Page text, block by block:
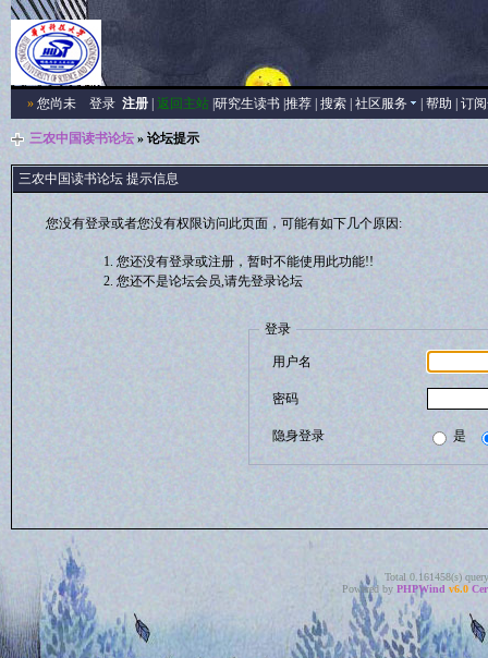
»您尚未 登录 注册| 返回主站| 研究生读书| 推荐| 搜索| 社区服务 帮助 订
三农中国读书论坛» 论坛提示
三农中国读书论坛 提示信息
您没有登录或者您没有权限访问此页面，可能有如下几个原因:
您还没有登录或注册，暂时不能使用此功能!!
您还不是论坛会员,请先登录论坛
登录
用户名
密码
隐身登录 是
Total 0.161458(s)
Powered by PHPWind v6.0